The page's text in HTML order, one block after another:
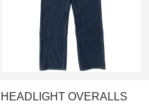
HEADLIGHT OVERALLS